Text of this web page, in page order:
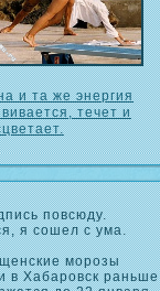
и та же энергия
течет и
повсюду.
я сошел с ума.
морозы
в Хабаровск раньше